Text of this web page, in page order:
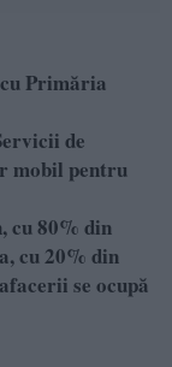
Primăria
de
mobil pentru
cu 80% din
cu 20% din
se ocupă